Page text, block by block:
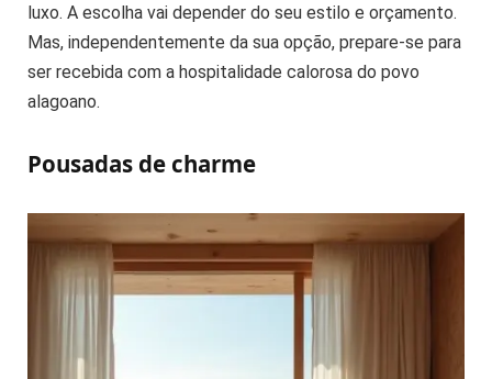
luxo. A escolha vai depender do seu estilo e orçamento.
Mas, independentemente da sua opção, prepare-se para
ser recebida com a hospitalidade calorosa do povo
alagoano.
Pousadas de charme